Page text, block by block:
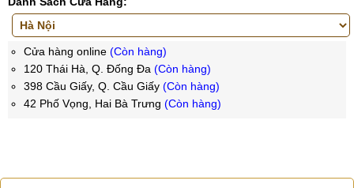
Cửa hàng online (Còn hàng)
120 Thái Hà, Q. Đống Đa (Còn hàng)
398 Cầu Giấy, Q. Cầu Giấy (Còn hàng)
42 Phố Vọng, Hai Bà Trưng (Còn hàng)